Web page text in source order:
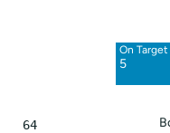
On Target
5
64